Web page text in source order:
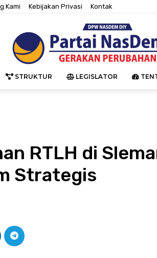
Kami Kebijakan Privasi Kontak
STRUKTUR LEGISLATOR
RTLH di
Strategis